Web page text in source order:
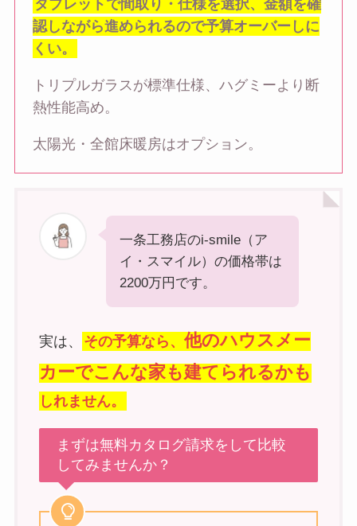
タブレットで間取り・仕様を選択、金額を確
認しながら進められるので予算オーバーしに
くい。
トリプルガラスが標準仕様、ハグミーより断
熱性能高め。
太陽光・全館床暖房はオプション。
一条工務店のi-smile（ア
イ・スマイル）の価格帯は
2200万円です。
実は、 その予算なら、 他のハウスメー
カーでこんな家も建てられるかも
しれません。
まずは無料カタログ請求をして比較
してみませんか？